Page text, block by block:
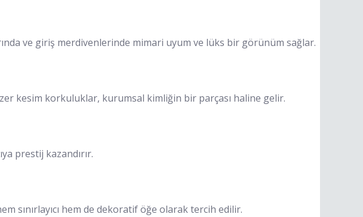
ve giriş merdivenlerinde mimari uyum ve lüks bir görünüm sağlar.
kesim korkuluklar, kurumsal kimliğin bir parçası haline gelir.
prestij kazandırır.
sınırlayıcı hem de dekoratif öğe olarak tercih edilir.